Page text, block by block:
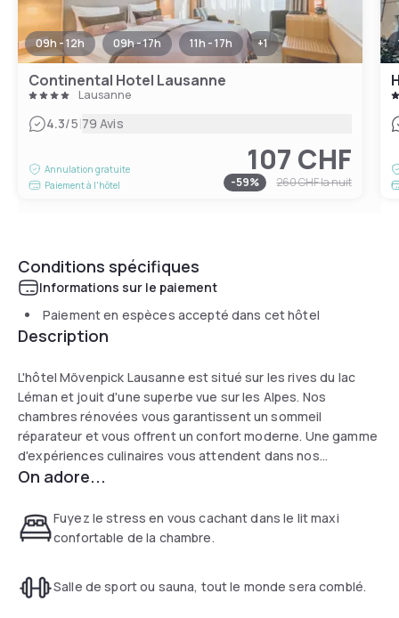
09h - 12h 09h - 17h 11h - 17h +1
Continental Hotel Lausanne
Lausanne
4.3/5|79 Avis
Annulation gratuite
Paiement à l'hôtel
107 CHF
-59% 260 CHFla nuit
Conditions spécifiques
Informations sur le paiement
Paiement en espèces accepté dans cet hôtel
Description
L'hôtel Mövenpick Lausanne est situé sur les rives du lac
Léman et jouit d'une superbe vue sur les Alpes. Nos
chambres rénovées vous garantissent un sommeil
réparateur et vous offrent un confort moderne. Une gamme
d'expériences culinaires vous attendent dans nos
restaurants et sont à déguster sur nos terrasses
réunions, 10 salles de conférence sont à votre disposition.
On adore...
Fuyez le stress en vous cachant dans le lit maxi
confortable de la chambre.
Salle de sport ou sauna, tout le monde sera comblé.